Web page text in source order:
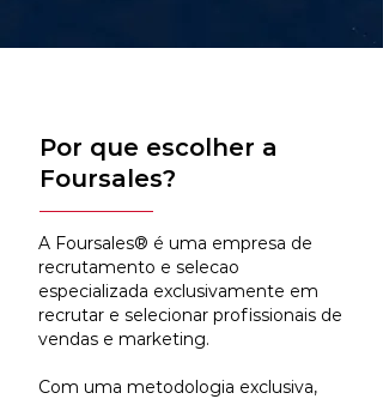
Por que escolher a
Foursales?
A Foursales® é uma empresa de
recrutamento e selecao
especializada exclusivamente em
recrutar e selecionar profissionais de
vendas e marketing.
Com uma metodologia exclusiva,